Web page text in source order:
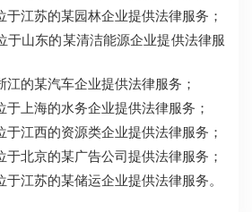
于江苏的某园林企业提供法律服务；
于山东的某清洁能源企业提供法律服
的某汽车企业提供法律服务；
于上海的水务企业提供法律服务；
于江西的资源类企业提供法律服务；
于北京的某广告公司提供法律服务；
江苏的某储运企业提供法律服务。